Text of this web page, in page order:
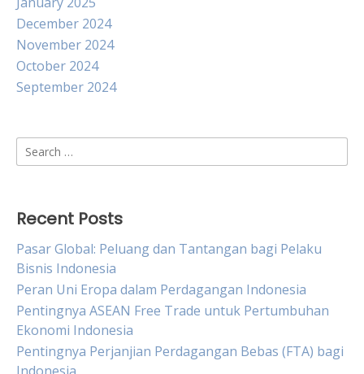
December 2024
November 2024
October 2024
September 2024
Search
for:
Recent Posts
Pasar Global: Peluang dan Tantangan bagi Pelaku
Bisnis Indonesia
Peran Uni Eropa dalam Perdagangan Indonesia
Pentingnya ASEAN Free Trade untuk Pertumbuhan
Ekonomi Indonesia
Pentingnya Perjanjian Perdagangan Bebas (FTA) bagi